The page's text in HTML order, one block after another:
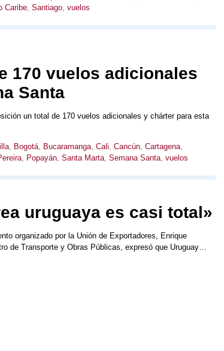
Caribe, Santiago, vuelos
170 vuelos adicionales
Santa
un total de 170 vuelos adicionales y chárter para esta
, Bogotá, Bucaramanga, Cali, Cancún, Cartagena,
, Popayán, Santa Marta, Semana Santa, vuelos
uruguaya es casi total»
organizado por la Unión de Exportadores, Enrique
de Transporte y Obras Públicas, expresó que Uruguay…